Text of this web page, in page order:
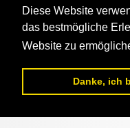
Diese Website
das bestmögliche
Website zu
Danke, ich
https://
ms_4-1-stamped.png